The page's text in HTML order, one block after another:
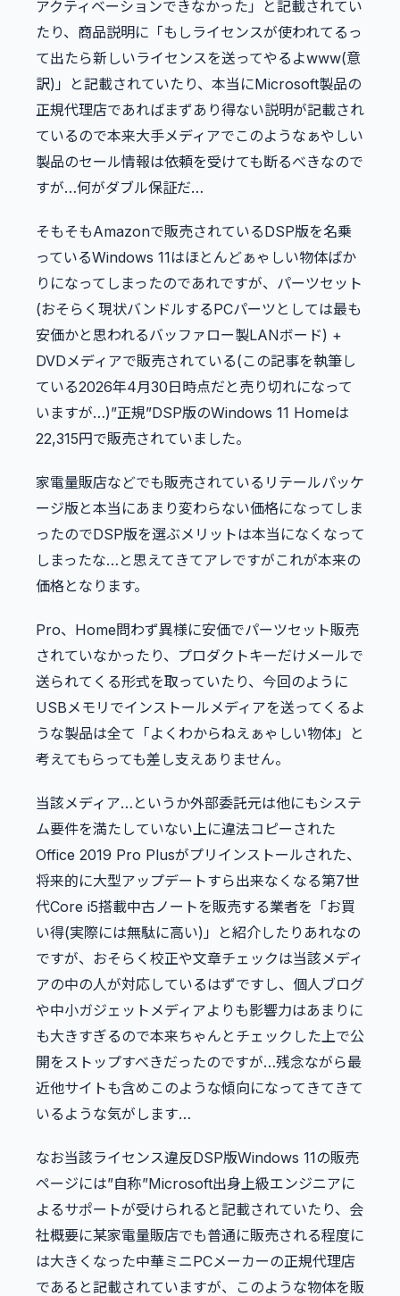
アクティベーションできなかった」と記載されてい
たり、商品説明に「もしライセンスが使われてるっ
て出たら新しいライセンスを送ってやるよwww(意
訳)」と記載されていたり、本当にMicrosoft製品の
正規代理店であればまずあり得ない説明が記載され
ているので本来大手メディアでこのようなぁやしい
製品のセール情報は依頼を受けても断るべきなので
すが…何がダブル保証だ…
そもそもAmazonで販売されているDSP版を名乗
っているWindows 11はほとんどぁゃしい物体ばか
りになってしまったのであれですが、パーツセット
(おそらく現状バンドルするPCパーツとしては最も
安価かと思われるバッファロー製LANボード) +
DVDメディアで販売されている(この記事を執筆し
ている2026年4月30日時点だと売り切れになって
いますが…)”正規”DSP版のWindows 11 Homeは
22,315円で販売されていました。
家電量販店などでも販売されているリテールパッケ
ージ版と本当にあまり変わらない価格になってしま
ったのでDSP版を選ぶメリットは本当になくなって
しまったな…と思えてきてアレですがこれが本来の
価格となります。
Pro、Home問わず異様に安価でパーツセット販売
されていなかったり、プロダクトキーだけメールで
送られてくる形式を取っていたり、今回のように
USBメモリでインストールメディアを送ってくるよ
うな製品は全て「よくわからねえぁゃしい物体」と
考えてもらっても差し支えありません。
当該メディア…というか外部委託元は他にもシステ
ム要件を満たしていない上に違法コピーされた
Office 2019 Pro Plusがプリインストールされた、
将来的に大型アップデートすら出来なくなる第7世
代Core i5搭載中古ノートを販売する業者を「お買
い得(実際には無駄に高い)」と紹介したりあれなの
ですが、おそらく校正や文章チェックは当該メディ
アの中の人が対応しているはずですし、個人ブログ
や中小ガジェットメディアよりも影響力はあまりに
も大きすぎるので本来ちゃんとチェックした上で公
開をストップすべきだったのですが…残念ながら最
近他サイトも含めこのような傾向になってきてきて
いるような気がします…
なお当該ライセンス違反DSP版Windows 11の販売
ページには”自称”Microsoft出身上級エンジニアに
よるサポートが受けられると記載されていたり、会
社概要に某家電量販店でも普通に販売される程度に
は大きくなった中華ミニPCメーカーの正規代理店
であると記載されていますが、このような物体を販